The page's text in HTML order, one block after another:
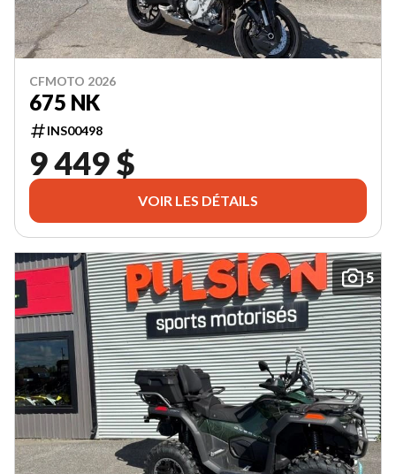
CFMOTO 2026
675 NK
INS00498
9 449 $
VOIR LES DÉTAILS
5